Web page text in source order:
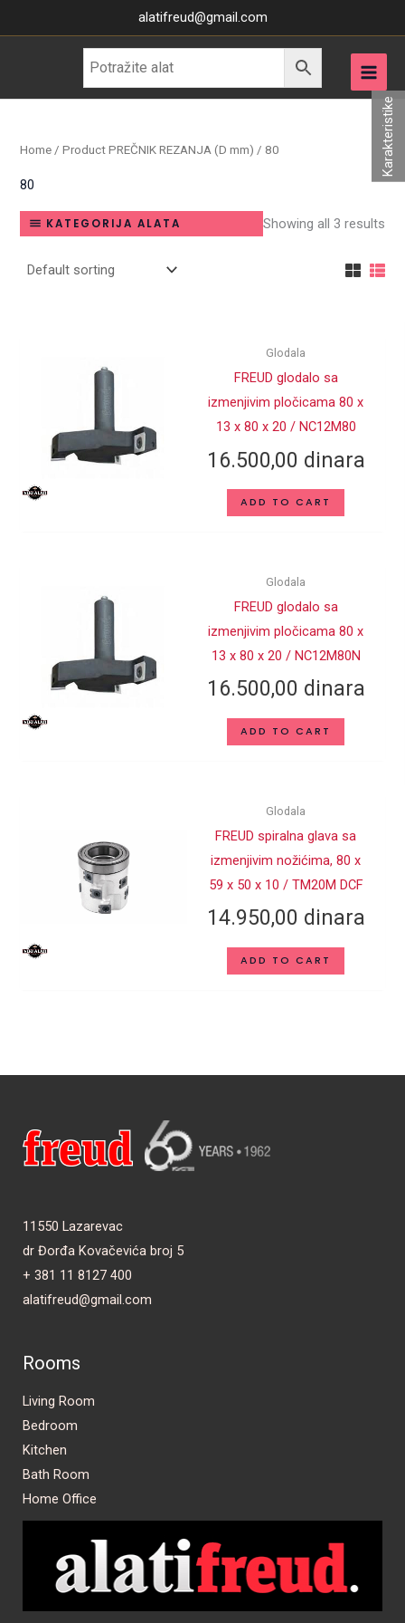
to
alatifreud@gmail.com
Home / Product PREČNIK REZANJA (D mm) / 80
80
KATEGORIJA ALATA Showing all 3 results
Glodala
FREUD glodalo sa
izmenjivim pločicama 80 x
13 x 80 x 20 / NC12M80
16.500,00 dinara
ADD TO CART
Glodala
FREUD glodalo sa
izmenjivim pločicama 80 x
13 x 80 x 20 / NC12M80N
16.500,00 dinara
ADD TO CART
Glodala
FREUD spiralna glava sa
izmenjivim nožićima, 80 x
59 x 50 x 10 / TM20M DCF
14.950,00 dinara
ADD TO CART
11550 Lazarevac
dr Đorđa Kovačevića broj 5
+ 381 11 8127 400
alatifreud@gmail.com
Rooms
Living Room
Bedroom
Kitchen
Bath Room
Home Office
Karakteristike